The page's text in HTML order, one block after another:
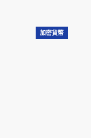
加密貨幣